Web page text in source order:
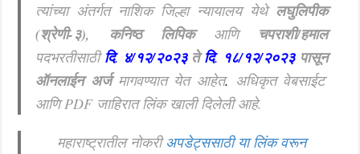
त्यांच्या अंतर्गत नाशिक जिल्हा न्यायालय येथे लघुलिपीक
(श्रेणी-३), कनिष्ठ लिपिकआणि चपराशी/हमाल
पदभरतीसाठीदि. ४/१२/२०२३तेदि. १८/१२/२०२३पासून
ऑनलाईन अर्जमागवण्यात येत आहेत. अधिकृत वेबसाईट
आणि PDF जाहिरात लिंक खाली दिलेली आहे.
महाराष्ट्रातील नोकरीअपडेट्ससाठी या लिंक वरून